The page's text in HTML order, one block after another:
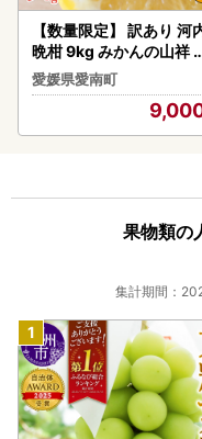
【数量限定】 訳あり 河
晩柑 9kg みかんの山祥
内晩柑
愛媛県愛南町
果物類の
集計期間：